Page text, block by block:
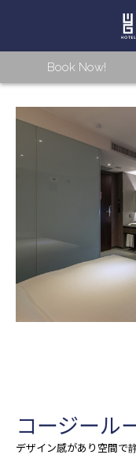
コージール
デザイン感があり空間で
Book Now!